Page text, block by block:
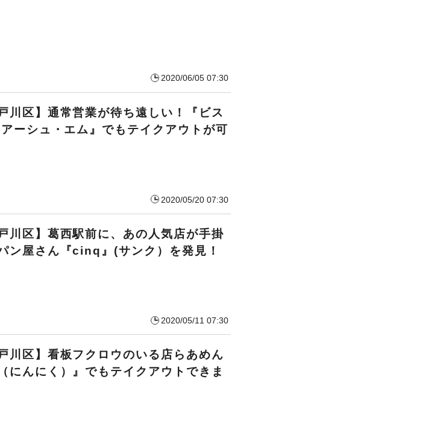
2020/06/05 07:30
川区】通常営業が待ち遠しい！『ビス
アーシュ・エム』でもテイクアウトが可
2020/05/20 07:30
戸川区】葛西駅前に、あの人気店が手掛
ン屋さん『cinq』(サンク）を発見！
2020/05/11 07:30
川区】看板フクロウのいる店らあめん
にんにく）』でもテイクアウトできま